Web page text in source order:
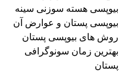
بیوپسی هسته سوزنی سینه
بیوپسی پستان و عوارض آن
روش های بیوپسی پستان
بهترین زمان سونوگرافی
پستان